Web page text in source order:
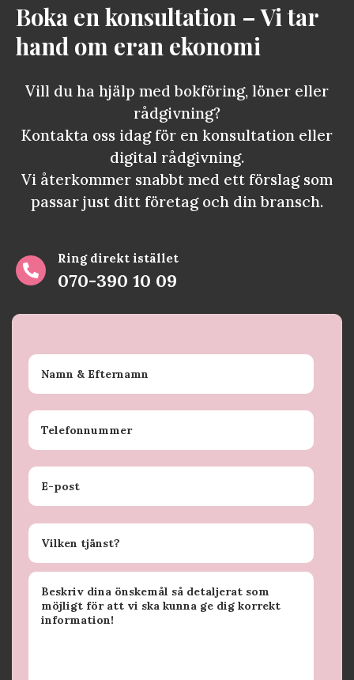
Boka en konsultation – Vi tar
hand om eran ekonomi
Vill du ha hjälp med bokföring, löner eller
rådgivning?
Kontakta oss idag för en konsultation eller
digital rådgivning.
Vi återkommer snabbt med ett förslag som
passar just ditt företag och din bransch.

Ring direkt istället
070-390 10 09